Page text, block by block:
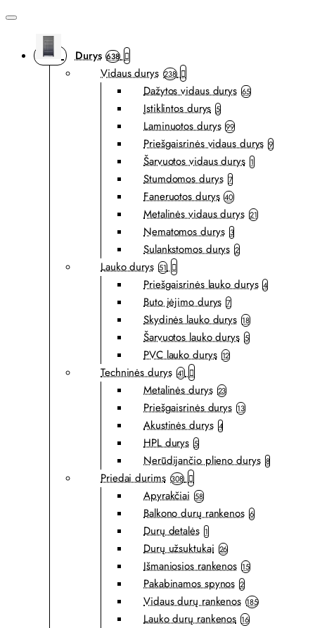
Durys 638
Vidaus durys 238
Dažytos vidaus durys 65
Įstiklintos durys 5
Laminuotos durys 99
Priešgaisrinės vidaus durys 9
Šarvuotos vidaus durys 1
Stumdomos durys 7
Faneruotos durys 40
Metalinės vidaus durys 21
Nematomos durys 3
Sulankstomos durys 2
Lauko durys 51
Priešgaisrinės lauko durys 4
Buto įėjimo durys 7
Skydinės lauko durys 18
Šarvuotos lauko durys 5
PVC lauko durys 12
Techninės durys 41
Metalinės durys 23
Priešgaisrinės durys 13
Akustinės durys 4
HPL durys 5
Nerūdijančio plieno durys 8
Priedai durims 308
Apyrakčiai 58
Balkono durų rankenos 6
Durų detalės 1
Durų užsuktukai 26
Išmaniosios rankenos 15
Pakabinamos spynos 2
Vidaus durų rankenos 185
Lauko durų rankenos 16